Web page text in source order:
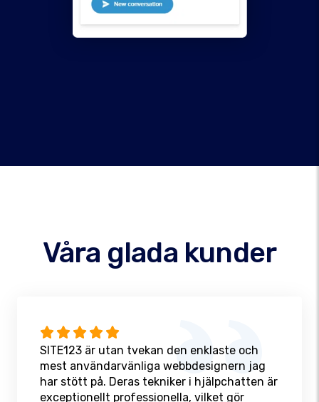
Våra glada kunder
SITE123 är utan tvekan den enklaste och
mest användarvänliga webbdesignern jag
har stött på. Deras tekniker i hjälpchatten är
exceptionellt professionella, vilket gör